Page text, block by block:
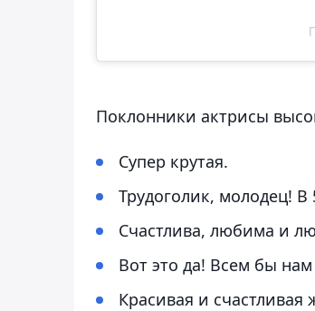
Поклонники актрисы
Супер крутая.
Трудоголик, молодец!
Счастлива, любима и
Вот это да! Всем бы
Красивая и